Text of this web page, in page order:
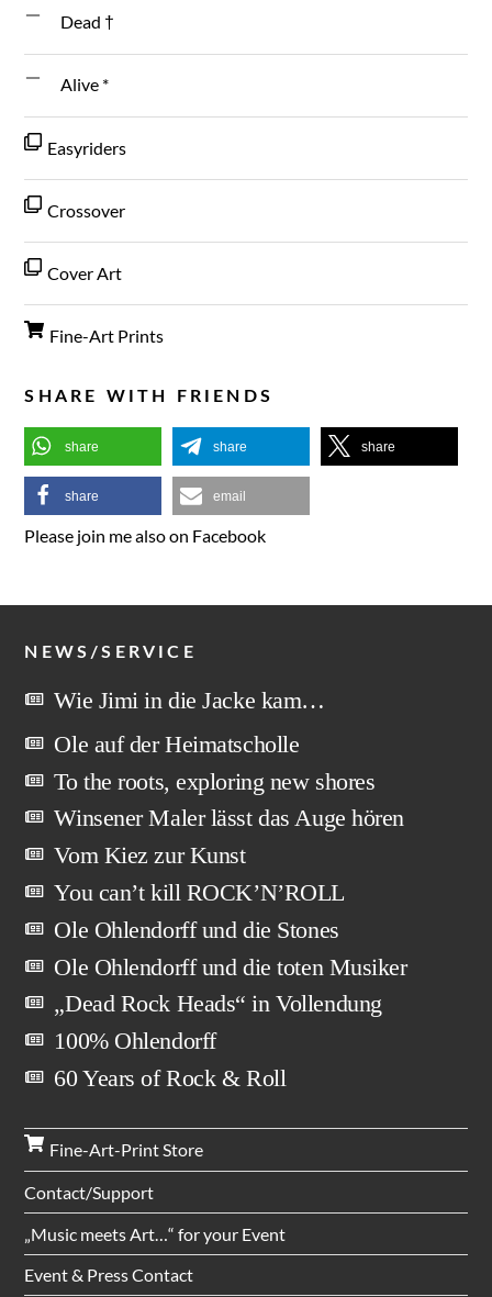
Dead †
Alive *
Easyriders
Crossover
Cover Art
Fine-Art Prints
SHARE WITH FRIENDS
share share share
share email
Please join me also on Facebook
NEWS/SERVICE
Wie Jimi in die Jacke kam…
Ole auf der Heimatscholle
To the roots, exploring new shores
Winsener Maler lässt das Auge hören
Vom Kiez zur Kunst
You can’t kill ROCK’N’ROLL
Ole Ohlendorff und die Stones
Ole Ohlendorff und die toten Musiker
„Dead Rock Heads“ in Vollendung
100% Ohlendorff
60 Years of Rock & Roll
Fine-Art-Print Store
Contact/Support
„Music meets Art…“ for your Event
Event & Press Contact